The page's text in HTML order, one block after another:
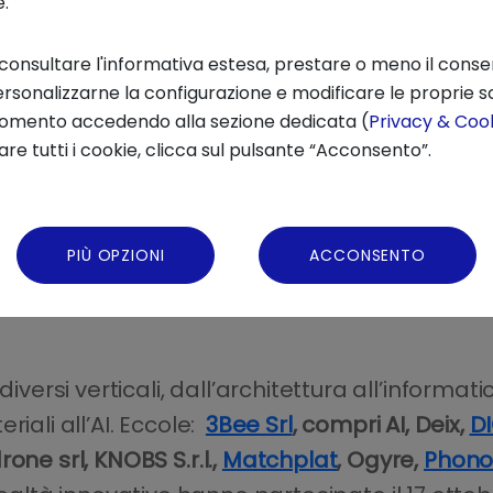
illustrando i trend del recente report
– AI & Medicine Precision”.
palco per la
completamente riservato alle startup, il
verticali, dall’architettura
all’AI. Eccole: 3Bee Srl, compri AI, Deix,
srl, KNOBS S.r.l., Matchplat, Ogyre,
l'informativa estesa, prestare o meno il
la configurazione e modificare le proprie
accedendo alla sezione dedicata (Privacy &
tutti i cookie, clicca sul pulsante “Acconsento”.
PIÙ OPZIONI ACCONSENTO